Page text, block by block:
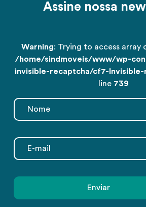
Assine nossa
Warning: Trying to access array
/home/sindmoveis/www/wp-
invisible-recaptcha/cf7-Invisible-
line 739